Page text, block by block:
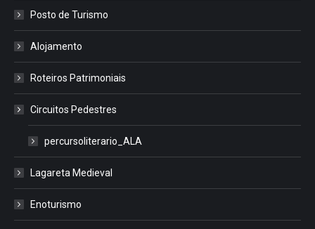
Posto de Turismo
Alojamento
Roteiros Patrimoniais
Circuitos Pedestres
percursoliterario_ALA
Lagareta Medieval
Enoturismo